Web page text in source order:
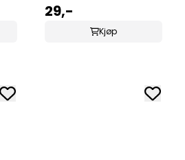
29,-
Kjøp